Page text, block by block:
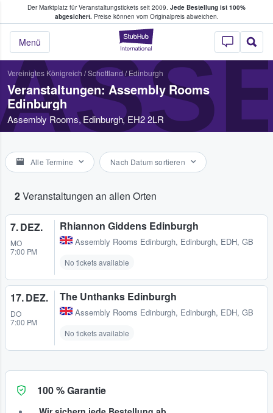
Der Marktplatz für Veranstaltungstickets seit 2009. Jede Bestellung ist 100%
abgesichert.Preise können vom Originalpreis abweichen.
StubHub - Wo
Menü
Tickets kaufen & verkaufen
Vereinigtes Königreich /Schottland/ Edinburgh
Veranstaltungen: Assembly Rooms
Edinburgh
Assembly Rooms, Edinburgh, EH2 2LR
Alle Termine Nach Datum sortieren
2Veranstaltungen an allen Orten
7. DEZ.
MO
7:00 PM
Rhiannon Giddens Edinburgh
Assembly Rooms Edinburgh, Edinburgh, EDH, GB
No tickets available
17. DEZ.
DO
7:00 PM
The Unthanks Edinburgh
Assembly Rooms Edinburgh, Edinburgh, EDH, GB
No tickets available
100 % Garantie